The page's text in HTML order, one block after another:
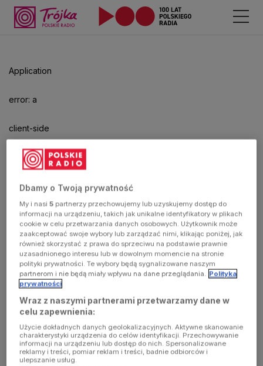
Application
error: a
client-side
exception
has
occurred
(see the
browser
console for
more
information)
aby
odtwarzać.
Dbamy o Twoją prywatność
My i nasi5 partnerzy przechowujemy lub uzyskujemy dostęp do
informacji na urządzeniu, takich jak unikalne identyfikatory w plikach
cookie w celu przetwarzania danych osobowych. Użytkownik może
zaakceptować swoje wybory lub zarządzać nimi, klikając poniżej, jak
również skorzystać z prawa do sprzeciwu na podstawie prawnie
uzasadnionego interesu lub w dowolnym momencie na stronie
polityki prywatności. Te wybory będą sygnalizowane naszym
partnerom i nie będą miały wpływu na dane przeglądania. Polityka
prywatności
Wraz z naszymi partnerami przetwarzamy dane w
celu zapewnienia:
Użycie dokładnych danych geolokalizacyjnych. Aktywne skanowanie
charakterystyki urządzenia do celów identyfikacji. Przechowywanie
informacji na urządzeniu lub dostęp do nich. Spersonalizowane
reklamy i treści, pomiar reklam i treści, badnie odbiorców i
ulepszanie usług.